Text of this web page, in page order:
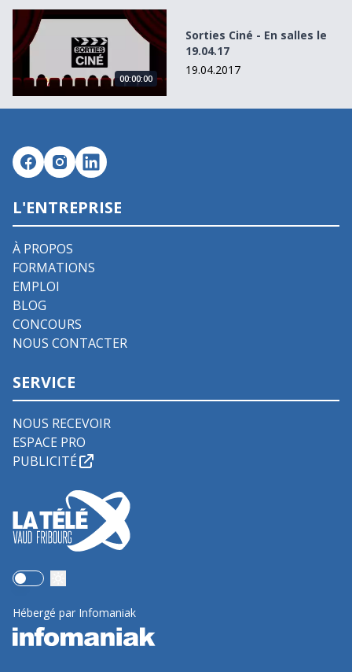
Sorties Ciné - En salles le 19.04.17
00:00:00
Sorties Ciné - En salles le
19.04.17
19.04.2017
L'ENTREPRISE
À PROPOS
FORMATIONS
EMPLOI
BLOG
CONCOURS
NOUS CONTACTER
SERVICE
NOUS RECEVOIR
ESPACE PRO
PUBLICITÉ
Use setting
Hébergé par Infomaniak